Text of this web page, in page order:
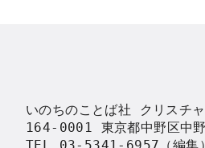
いのちのことば社 クリスチ
164-0001 東京都中野区中